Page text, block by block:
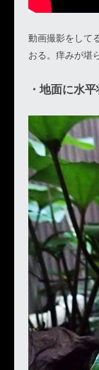
動画撮影をして
おる。痒みが堪
・地面に水